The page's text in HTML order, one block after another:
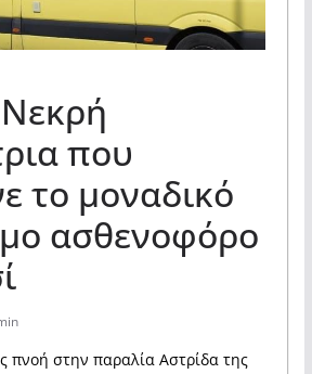
που
το μοναδικό
ασθενοφόρο
πνοή στην παραλία Αστρίδα της